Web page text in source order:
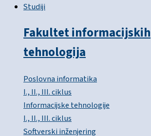
Studiji
Fakultet informacijskih
tehnologija
Poslovna informatika
I., II., III. ciklus
Informacijske tehnologije
I., II., III. ciklus
Softverski inženjering